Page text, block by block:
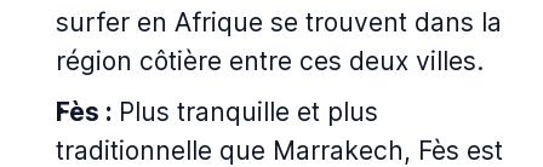
surfer en Afrique se trouvent dans la
région côtière entre ces deux villes.
Fès : Plus tranquille et plus
traditionnelle que Marrakech, Fès est